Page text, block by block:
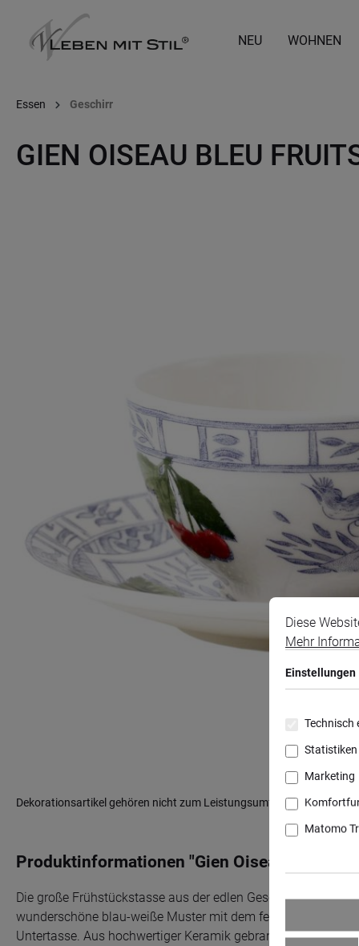
Zur Hauptnavigation springen
NEU WOHNEN
Essen Geschirr
GIEN OISEAU BLEU
Dekorationsartikel gehören nicht zum Leistungsumfang
Produktinformationen "Gien Oiseau Bleu
Die große Frühstückstasse aus der edlen Geschirr-Serie
wunderschöne blau-weiße Muster mit dem feinen
Untertasse. Aus hochwertiger Keramik gebrannt ziert diese
Cookie-
Diese Website
Diese
Mehr
Einstellungen
Technisch
Statistiken
Marketing
Matomo